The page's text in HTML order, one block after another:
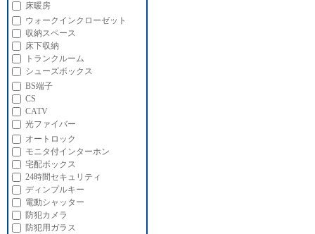
床暖房
ウォークインクローゼット
収納スペース
床下収納
トランクルーム
シューズボックス
BS端子
CS
CATV
光ファイバー
オートロック
モニタ付インターホン
宅配ボックス
24時間セキュリティ
ディンプルキー
電動シャッター
防犯カメラ
防犯用ガラス